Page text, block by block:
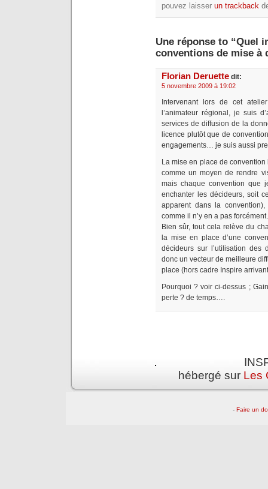
pouvez laisser un trackback
Une réponse to “Quel
conventions de mise à
Florian Deruette dit:
5 novembre 2009 à 19:02
Intervenant lors de cet
l’animateur régional, je suis
services de diffusion de la
licence plutôt que de
engagements… je suis aussi
La mise en place de
comme un moyen de rendre
mais chaque convention que
enchanter les décideurs, soit
apparent dans la
comme il n’y en a pas
Bien sûr, tout cela relève du
la mise en place d’une
décideurs sur l’utilisation des
donc un vecteur de meilleure
place (hors cadre Inspire
Pourquoi ? voir ci-dessus ;
perte ? de temps….
hébergé sur Les
- Faire un